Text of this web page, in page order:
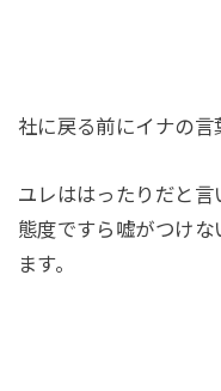
社に戻る前にイナの言
ユレははったりだと
態度ですら嘘がつけ
ます。